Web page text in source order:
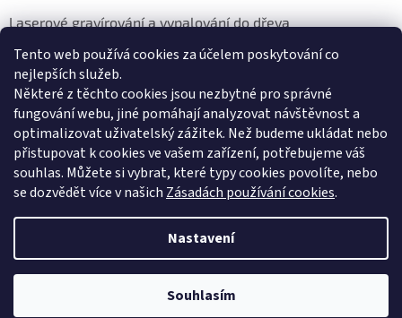
Tento web používá cookies za účelem poskytování co
nejlepších služeb.
Některé z těchto cookies jsou nezbytné pro správné
fungování webu, jiné pomáhají analyzovat návštěvnost a
optimalizovat uživatelský zážitek. Než budeme ukládat nebo
přistupovat k cookies ve vašem zařízení, potřebujeme váš
souhlas. Můžete si vybrat, které typy cookies povolíte, nebo
se dozvědět více v našich Zásadách používání cookies.
Nastavení
Souhlasím
Laserové gravírování a vypalování do dřeva
Proč jíst z přírodních dřevěných talířů: Ekologická a Stylová
Volba
Copyright 2026Dřevotéka. Všechna práva vyhrazena.Upravit
nastavení cookies